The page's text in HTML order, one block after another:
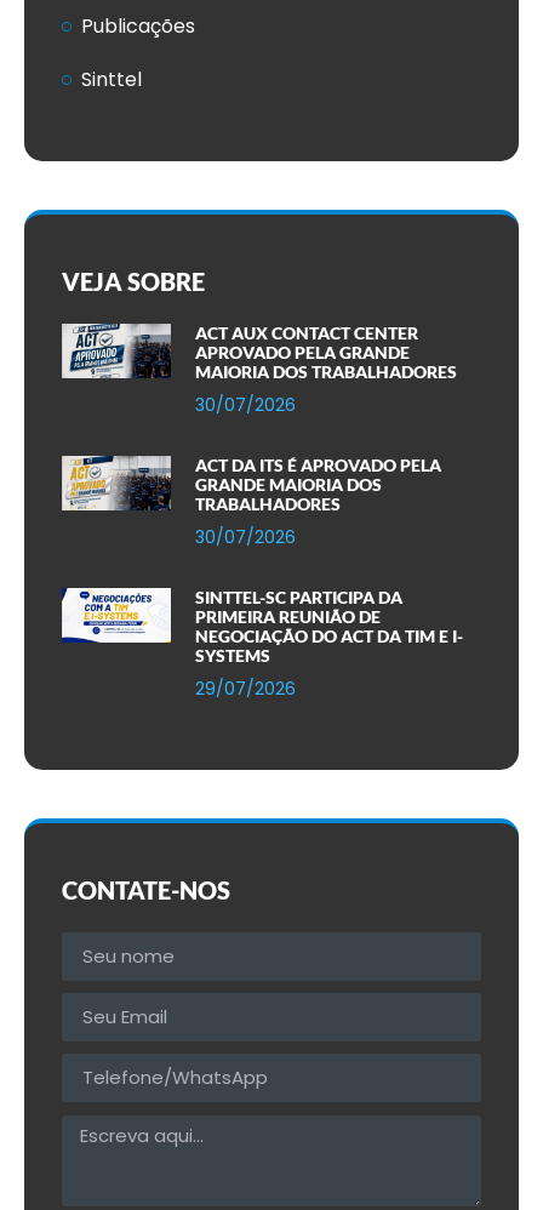
Publicações
Sinttel
VEJA SOBRE
ACT AUX CONTACT CENTER
APROVADO PELA GRANDE
MAIORIA DOS TRABALHADORES
30/07/2026
ACT DA ITS É APROVADO PELA
GRANDE MAIORIA DOS
TRABALHADORES
30/07/2026
SINTTEL-SC PARTICIPA DA
PRIMEIRA REUNIÃO DE
NEGOCIAÇÃO DO ACT DA TIM E I-
SYSTEMS
29/07/2026
CONTATE-NOS